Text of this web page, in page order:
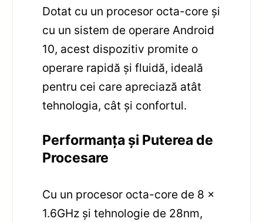
Dotat cu un procesor octa-core și
cu un sistem de operare Android
10, acest dispozitiv promite o
operare rapidă și fluidă, ideală
pentru cei care apreciază atât
tehnologia, cât și confortul.
Performanța și Puterea de
Procesare
Cu un procesor octa-core de 8 x
1.6GHz și tehnologie de 28nm,